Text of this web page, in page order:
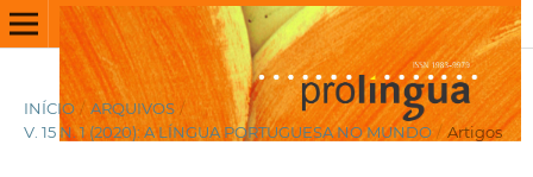
INÍCIO / ARQUIVOS /
V. 15 N. 1 (2020): A LÍNGUA PORTUGUESA NO MUNDO / Artigos